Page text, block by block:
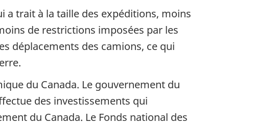
a trait à la taille des expéditions, moins
de restrictions imposées par les
déplacements des camions, ce qui
du Canada. Le gouvernement du
des investissements qui
du Canada. Le Fonds national des